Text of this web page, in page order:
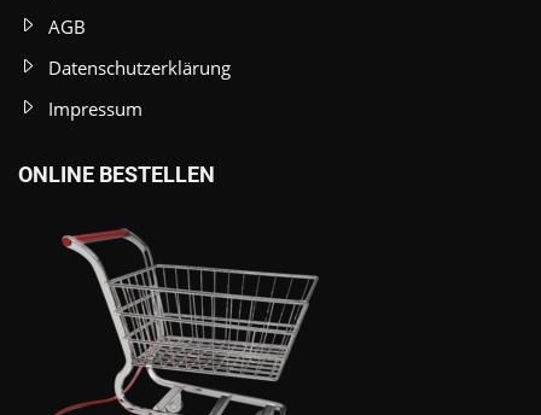
AGB
Datenschutzerklärung
Impressum
ONLINE BESTELLEN